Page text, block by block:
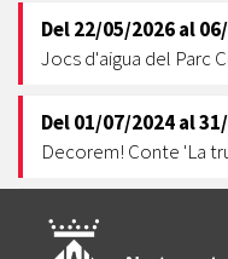
Del22/05/2026al
Jocs d'aigua del Parc
Del01/07/2024al
Decorem! Conte 'La